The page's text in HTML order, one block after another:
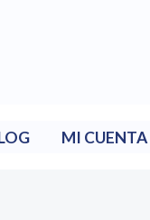
MI CUENTA